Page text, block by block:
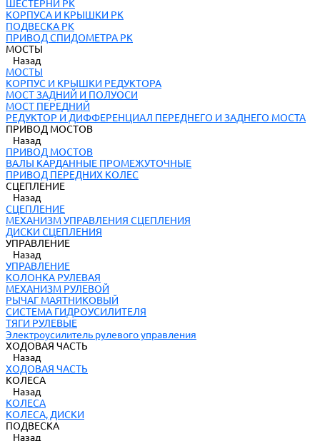
ШЕСТЕРНИ РК
КОРПУСА И КРЫШКИ РК
ПОДВЕСКА РК
ПРИВОД СПИДОМЕТРА РК
МОСТЫ
Назад
МОСТЫ
КОРПУС И КРЫШКИ РЕДУКТОРА
МОСТ ЗАДНИЙ И ПОЛУОСИ
МОСТ ПЕРЕДНИЙ
РЕДУКТОР И ДИФФЕРЕНЦИАЛ ПЕРЕДНЕГО И ЗАДНЕГО МОСТА
ПРИВОД МОСТОВ
Назад
ПРИВОД МОСТОВ
ВАЛЫ КАРДАННЫЕ ПРОМЕЖУТОЧНЫЕ
ПРИВОД ПЕРЕДНИХ КОЛЕС
СЦЕПЛЕНИЕ
Назад
СЦЕПЛЕНИЕ
МЕХАНИЗМ УПРАВЛЕНИЯ СЦЕПЛЕНИЯ
ДИСКИ СЦЕПЛЕНИЯ
УПРАВЛЕНИЕ
Назад
УПРАВЛЕНИЕ
КОЛОНКА РУЛЕВАЯ
МЕХАНИЗМ РУЛЕВОЙ
РЫЧАГ МАЯТНИКОВЫЙ
СИСТЕМА ГИДРОУСИЛИТЕЛЯ
ТЯГИ РУЛЕВЫЕ
Электроусилитель рулевого управления
ХОДОВАЯ ЧАСТЬ
Назад
ХОДОВАЯ ЧАСТЬ
КОЛЕСА
Назад
КОЛЕСА
КОЛЕСА, ДИСКИ
ПОДВЕСКА
Назад